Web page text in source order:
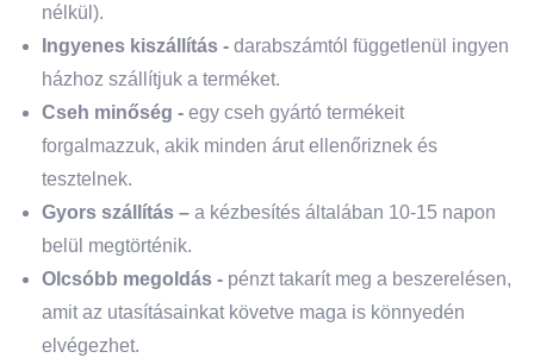
nélkül).
Ingyenes kiszállítás - darabszámtól függetlenül ingyen
házhoz szállítjuk a terméket.
Cseh minőség - egy cseh gyártó termékeit
forgalmazzuk, akik minden árut ellenőriznek és
tesztelnek.
Gyors szállítás – a kézbesítés általában 10-15 napon
belül megtörténik.
Olcsóbb megoldás - pénzt takarít meg a beszerelésen,
amit az utasításainkat követve maga is könnyedén
elvégezhet.